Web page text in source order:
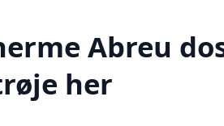
Abreu
her